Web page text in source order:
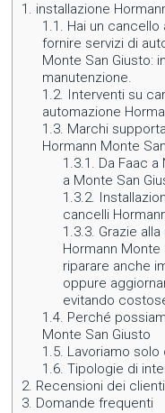
1. installazione
1.1. Hai un cancello
fornire servizi di
Monte San Giusto:
manutenzione.
1.2. Interventi su
automazione
1.3. Marchi
Hormann Monte
1.3.1. Da Faac
a Monte San
1.3.2.
cancelli
1.3.3. Grazie
Hormann Monte
riparare anche
oppure
evitando
1.4. Perché
Monte San Giusto
1.5. Lavoriamo
1.6. Tipologie di
2. Recensioni dei clienti
3. Domande frequenti